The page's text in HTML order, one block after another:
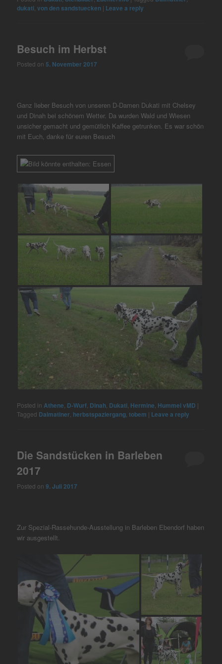
dukati ,von den sandstuecken | Leave a reply
Besuch im Herbst
Posted on5. November 2017
Ganz lieber Besuch von unseren D-Damen Dukati mit Chelsey
und Dinah bei schönem Wetter. Da wurden Wald und Wiesen
unsicher gemacht und gemütlich Kaffee getrunken. Es war schön
mit Euch, danke für euren Besuch
Posted in Athene D-Wurf Dinah Dukati Hermine Hummel vMD |
Tagged Dalmatiner herbstspaziergang ,tobem | Leave a reply
Die Sandstücken in Barleben
2017
Posted on9. Juli 2017
Zur Spezial-Rassehunde-Ausstellung in Barleben Ebendorf haben
wir ausgestellt.